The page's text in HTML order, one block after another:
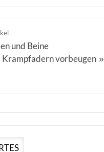
-
und Beine
Krampfadern vorbeugen »